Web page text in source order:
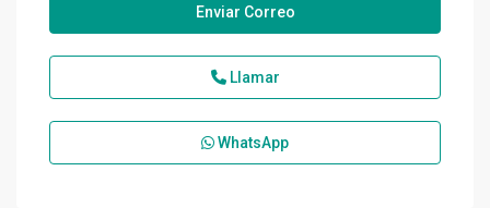
Enviar Correo
Llamar
WhatsApp